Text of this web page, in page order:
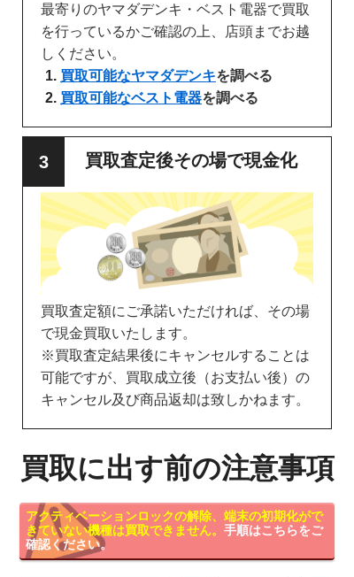
最寄りのヤマダデンキ・ベスト電器で買取
を行っているかご確認の上、店頭までお越
しください。
買取可能なヤマダデンキを調べる
買取可能なベスト電器を調べる
買取査定後その場で現金化
買取査定額にご承諾いただければ、その場
で現金買取いたします。
※買取査定結果後にキャンセルすることは
可能ですが、買取成立後（お支払い後）の
キャンセル及び商品返却は致しかねます。
買取に出す前の注意事項
アクティベーションロックの解除、端末の初期化がで
きていない機種は買取できません。 手順はこちらをご
確認ください。